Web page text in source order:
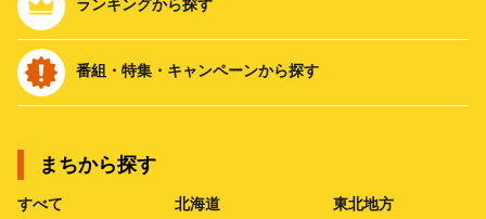
ランキングから探す
番組・特集・キャンペーンから探す
まちから探す
すべて 北海道 東北地方